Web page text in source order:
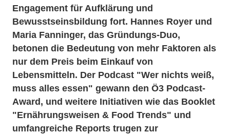
Engagement für Aufklärung und
Bewusstseinsbildung fort. Hannes Royer und
Maria Fanninger, das Gründungs-Duo,
betonen die Bedeutung von mehr Faktoren als
nur dem Preis beim Einkauf von
Lebensmitteln. Der Podcast "Wer nichts weiß,
muss alles essen" gewann den Ö3 Podcast-
Award, und weitere Initiativen wie das Booklet
"Ernährungsweisen & Food Trends" und
umfangreiche Reports trugen zur